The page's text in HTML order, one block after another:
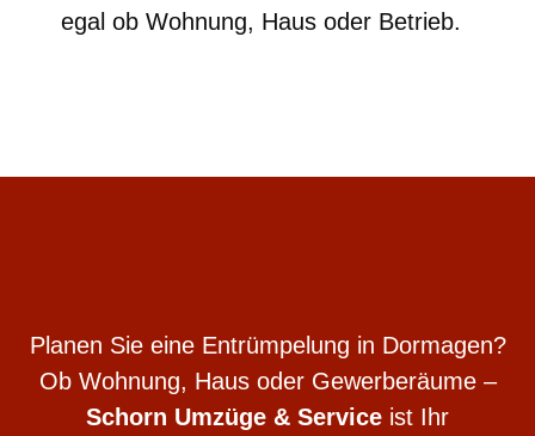
egal ob Wohnung, Haus oder Betrieb.
Planen Sie eine Entrümpelung in Dormagen?
Ob Wohnung, Haus oder Gewerberäume –
Schorn Umzüge & Service ist Ihr